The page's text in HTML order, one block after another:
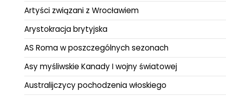
Artyści związani z Wrocławiem
Arystokracja brytyjska
AS Roma w poszczególnych sezonach
Asy myśliwskie Kanady I wojny światowej
Australijczycy pochodzenia włoskiego